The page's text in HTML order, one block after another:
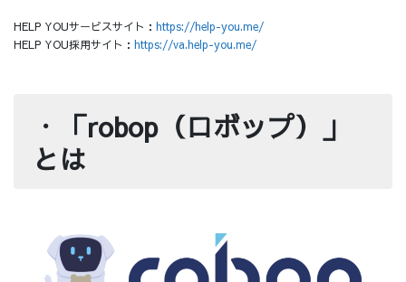
HELP YOUサービスサイト： https://help-you.me/
HELP YOU採用サイト： https://va.help-you.me/
・
「robop（ロボップ）」
とは